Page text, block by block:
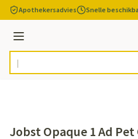
Ga naar de inhoud
Apothekersadvies Snelle
Menu
Product, merk, categorie...
Jobst Opaque 1 Ad Pet